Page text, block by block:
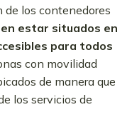
de los contenedores
estar situados en
para todos
con movilidad
de manera que
los servicios de